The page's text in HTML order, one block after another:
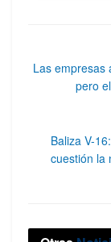
Las empresas
pero
Baliza V-
cuestión la